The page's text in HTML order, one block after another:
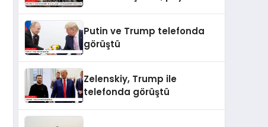
Putin ve Trump telefonda
görüştü
Zelenskiy, Trump ile
telefonda görüştü